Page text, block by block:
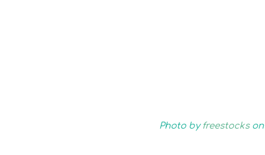
Photo by freestockson